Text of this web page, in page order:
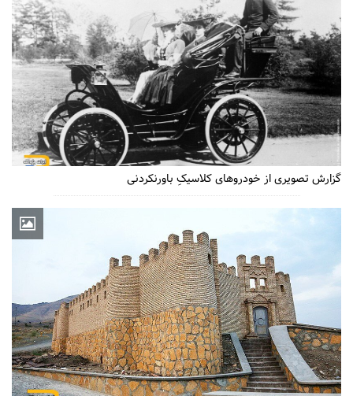
گزارش تصویری از خودروهای کلاسیکِ باورنکردنی